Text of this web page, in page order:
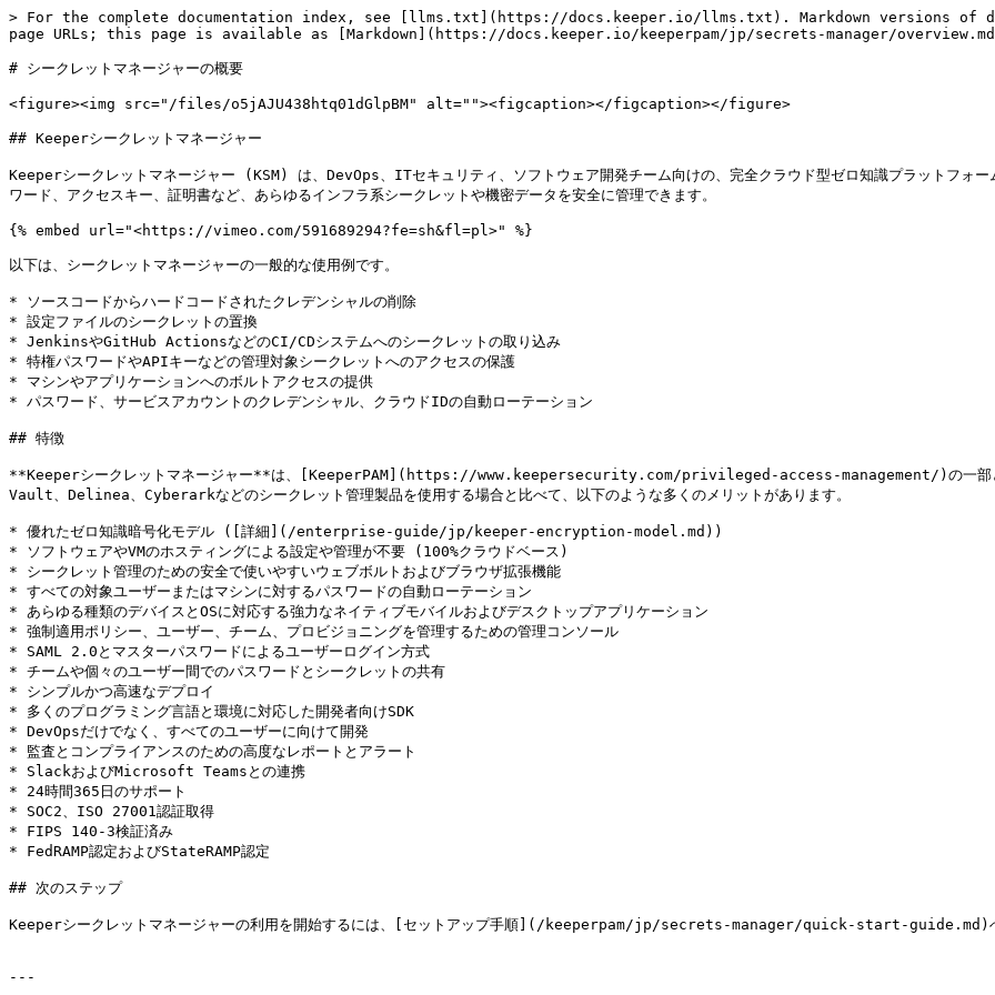
> For the complete documentation index, see [llms.txt](https://docs.keeper.io/llms.txt). Markdown versions of
page URLs; this page is available as [Markdown](https://docs.keeper.io/keeperpam/jp/secrets-manager/
# シークレットマネージャーの概要
<figure><img src="/files/o5jAJU438htq01dGlpBM" alt=""><figcaption></figcaption></figure>
## Keeperシークレットマネージャー
Keeperシークレットマネージャー (KSM) は、DevOps、ITセキュリティ、ソフトウェア開発チーム向けの、完全クラウド型ゼロ知識プラットフォ
ワード、アクセスキー、証明書など、あらゆるインフラ系シークレットや機密データを安全に管理できます。
{% embed url="<https://vimeo.com/591689294?fe=sh&fl=pl>" %}
以下は、シークレットマネージャーの一般的な使用例です。
* ソースコードからハードコードされたクレデンシャルの削除
* 設定ファイルのシークレットの置換
* JenkinsやGitHub ActionsなどのCI/CDシステムへのシークレットの取り込み
* 特権パスワードやAPIキーなどの管理対象シークレットへのアクセスの保護
* マシンやアプリケーションへのボルトアクセスの提供
* パスワード、サービスアカウントのクレデンシャル、クラウドIDの自動ローテーション
## 特徴
**Keeperシークレットマネージャー**は、[KeeperPAM](https://www.keepersecurity.com/privileged-access-management/)の一部と
Vault、Delinea、Cyberarkなどのシークレット管理製品を使用する場合と比べて、以下のような多くのメリットがあります。
* 優れたゼロ知識暗号化モデル ([詳細](/enterprise-guide/jp/keeper-encryption-model.md))
* ソフトウェアやVMのホスティングによる設定や管理が不要 (100%クラウドベース)
* シークレット管理のための安全で使いやすいウェブボルトおよびブラウザ拡張機能
* すべての対象ユーザーまたはマシンに対するパスワードの自動ローテーション
* あらゆる種類のデバイスとOSに対応する強力なネイティブモバイルおよびデスクトップアプリケーション
* 強制適用ポリシー、ユーザー、チーム、プロビジョニングを管理するための管理コンソール
* SAML 2.0とマスターパスワードによるユーザーログイン方式
* チームや個々のユーザー間でのパスワードとシークレットの共有
* シンプルかつ高速なデプロイ
* 多くのプログラミング言語と環境に対応した開発者向けSDK
* DevOpsだけでなく、すべてのユーザーに向けて開発
* 監査とコンプライアンスのための高度なレポートとアラート
* SlackおよびMicrosoft Teamsとの連携
* 24時間365日のサポート
* SOC2、ISO 27001認証取得
* FIPS 140-3検証済み
* FedRAMP認定およびStateRAMP認定
## 次のステップ
Keeperシークレットマネージャーの利用を開始するには、[セットアップ手順](/keeperpam/jp/secrets-manager/quick-start-guide.md)へ
---